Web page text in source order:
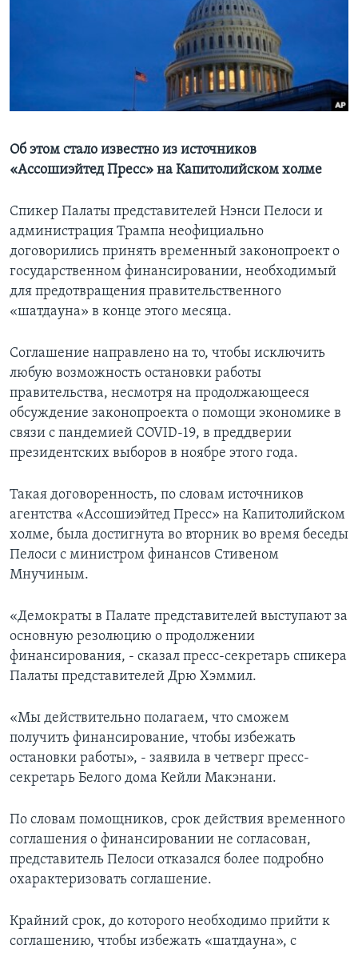
Языки
Об этом стало известно из источников
«Ассошиэйтед Пресс» на Капитолийском холме
Спикер Палаты представителей Нэнси Пелоси и
администрация Трампа неофициально
договорились принять временный законопроект о
государственном финансировании, необходимый
для предотвращения правительственного
«шатдауна» в конце этого месяца.
Соглашение направлено на то, чтобы исключить
любую возможность остановки работы
правительства, несмотря на продолжающееся
обсуждение законопроекта о помощи экономике в
связи с пандемией COVID-19, в преддверии
президентских выборов в ноябре этого года.
Такая договоренность, по словам источников
агентства «Ассошиэйтед Пресс» на Капитолийском
холме, была достигнута во вторник во время беседы
Пелоси с министром финансов Стивеном
Мнучиным.
«Демократы в Палате представителей выступают за
основную резолюцию о продолжении
финансирования, - сказал пресс-секретарь спикера
Палаты представителей Дрю Хэммил.
«Мы действительно полагаем, что сможем
получить финансирование, чтобы избежать
остановки работы», - заявила в четверг пресс-
секретарь Белого дома Кейли Макэнани.
По словам помощников, срок действия временного
соглашения о финансировании не согласован,
представитель Пелоси отказался более подробно
охарактеризовать соглашение.
Крайний срок, до которого необходимо прийти к
соглашению, чтобы избежать «шатдауна», с